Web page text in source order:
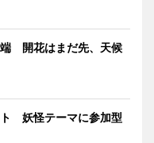
開花はまだ先、天候
妖怪テーマに参加型